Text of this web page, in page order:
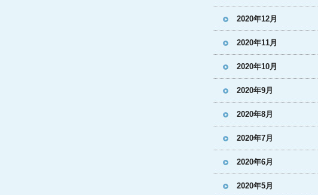
2020年12月
2020年11月
2020年10月
2020年9月
2020年8月
2020年7月
2020年6月
2020年5月